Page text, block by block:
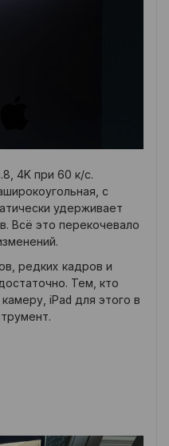
4K при 60 к/с.
с
удерживает
Всё это перекочевало
редких кадров и
Тем, кто
iPad для этого в